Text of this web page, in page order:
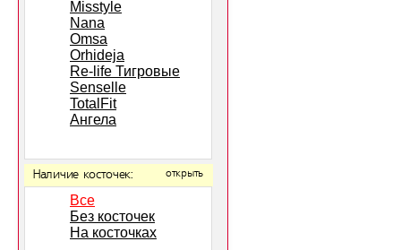
Misstyle
Nana
Omsa
Orhideja
Re-life Тигровые
Senselle
TotalFit
Ангела
Наличие косточек: открыть
Все
Без косточек
На косточках